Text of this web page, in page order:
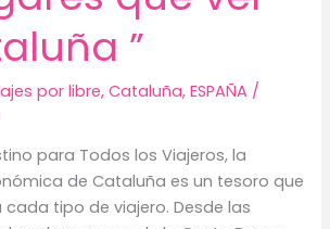
”
por libre,Cataluña,ESPAÑA /
para Todos los Viajeros, la
de Cataluña es un tesoro que
tipo de viajero. Desde las